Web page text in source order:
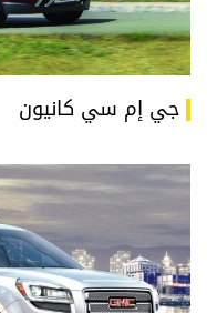
جي إم سي كانيون